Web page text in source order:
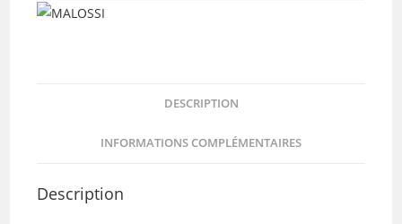
(1417227S)
DESCRIPTION
INFORMATIONS COMPLÉMENTAIRES
Description